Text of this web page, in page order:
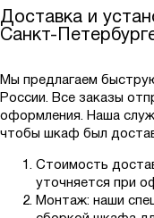
Доставка и
Санкт-
Мы предлагаем
России. Все заказы
оформления. Наша
чтобы шкаф был
Стоимость
уточняется при
Монтаж: наши